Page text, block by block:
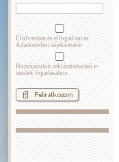
Elolvastam és elfogadom az
Adatkezelési tájékoztatót
Hozzájárulok reklámtartalmú e-
mailek fogadásához.